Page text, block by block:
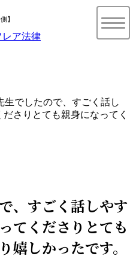
】
生でしたので、すごく話し
さりとても親身になってく
、すごく話しやす
てくださりとても
嬉しかったです。